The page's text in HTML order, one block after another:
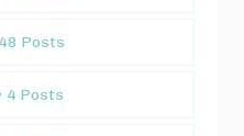
Posts
4 Posts